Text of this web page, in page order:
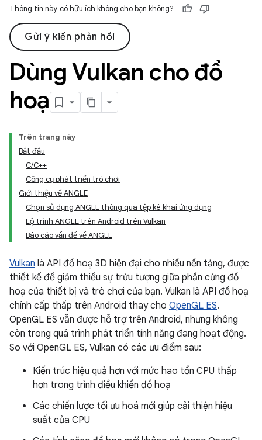
Thông tin này có hữu ích không cho bạn không?
Gửi ý kiến phản hồi
Dùng Vulkan cho đồ
hoạ
Trên trang này
Bắt đầu
C/C++
Công cụ phát triển trò chơi
Giới thiệu về ANGLE
Chọn sử dụng ANGLE thông qua tệp kê khai ứng dụng
Lộ trình ANGLE trên Android trên Vulkan
Báo cáo vấn đề về ANGLE
Vulkan là API đồ hoạ 3D hiện đại cho nhiều nền tảng, được
thiết kế để giảm thiểu sự trừu tượng giữa phần cứng đồ
hoạ của thiết bị và trò chơi của bạn. Vulkan là API đồ hoạ
chính cấp thấp trên Android thay cho OpenGL ES.
OpenGL ES vẫn được hỗ trợ trên Android, nhưng không
còn trong quá trình phát triển tính năng đang hoạt động.
So với OpenGL ES, Vulkan có các ưu điểm sau:
Kiến trúc hiệu quả hơn với mức hao tổn CPU thấp
hơn trong trình điều khiển đồ hoạ
Các chiến lược tối ưu hoá mới giúp cải thiện hiệu
suất của CPU